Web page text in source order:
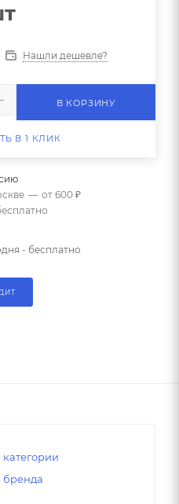
Нашли дешевле?
В КОРЗИНУ
В 1 КЛИК
— от 600 ₽
- бесплатно
бренда